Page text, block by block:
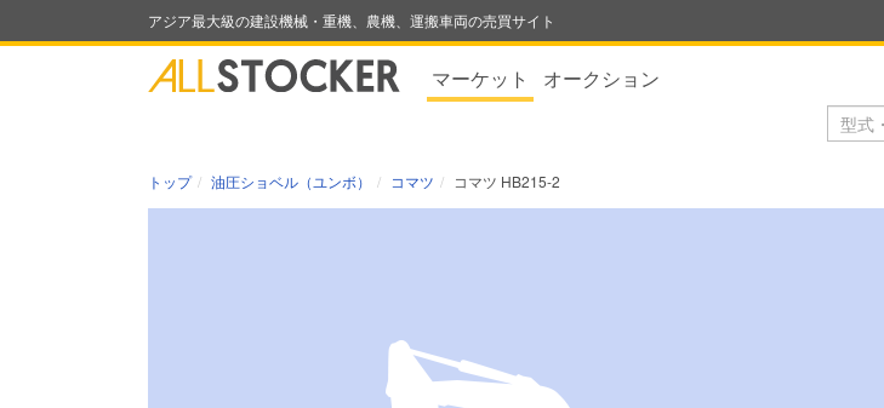
アジア最大級の建設機械・重機、農機、運搬車両の売買サイト
マーケット オークション
トップ 油圧ショベル（ユンボ） コマツ コマツ HB215-2